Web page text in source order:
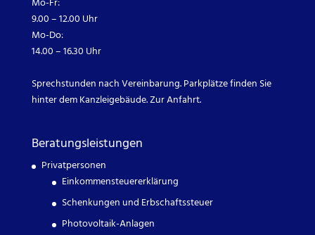
Mo-Fr:
9.00 – 12.00 Uhr
Mo-Do:
14.00 – 16.30 Uhr
Sprechstunden nach Vereinbarung. Parkplätze finden Sie
hinter dem Kanzleigebäude.Zur Anfahrt.
Beratungsleistungen
Privatpersonen
Einkommensteuererklärung
Schenkungen und Erbschaftssteuer
Photovoltaik-Anlagen